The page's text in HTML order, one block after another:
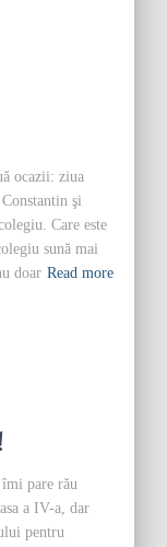
ocazii: ziua
şi
Care este
sună mai
doar Read more
pare rău
a IV-a, dar
pentru